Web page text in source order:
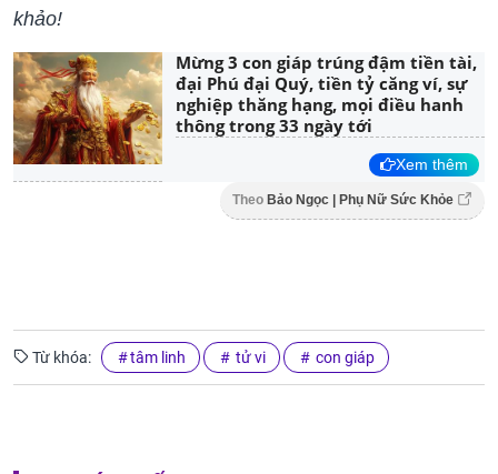
khảo!
Mừng 3 con giáp trúng đậm tiền tài,
đại Phú đại Quý, tiền tỷ căng ví, sự
nghiệp thăng hạng, mọi điều hanh
thông trong 33 ngày tới
Xem thêm
Theo Bảo Ngọc | Phụ Nữ Sức Khỏe
Từ khóa: tâm linh tử vi con giáp